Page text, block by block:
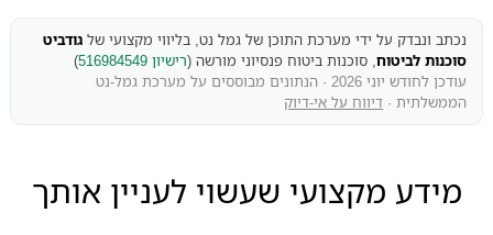
נכתב ונבדק על ידי מערכת התוכן של גמל נט, בליווי מקצועי של גודביט
סוכנות לביטוח, סוכנות ביטוח פנסיוני מורשה (רישיון 516984549
)
עודכן לחודש יוני 2026 · הנתונים מבוססים על מערכת גמל-נט
הממשלתית · דיווח על אי-דיוק
מידע מקצועי שעשוי לעניין אותך